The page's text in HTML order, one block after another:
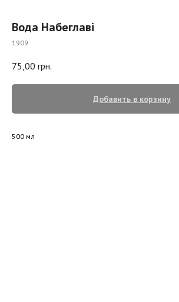
Вода Набеглаві
1909
75,00 грн.
Добавить в корзину
500 мл